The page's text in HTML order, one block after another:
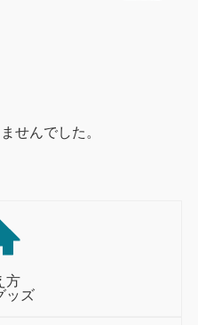
せんでした。
方
ッズ